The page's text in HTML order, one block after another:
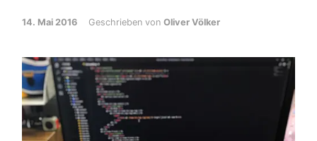
14. Mai 2016 Geschrieben von Oliver Völker